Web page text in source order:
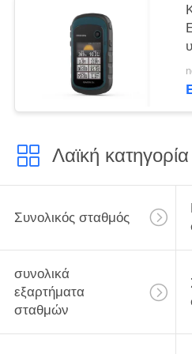
Λαϊκή κατηγορία
Συνολικός σταθμός
συνολικά
εξαρτήματα
σταθμών